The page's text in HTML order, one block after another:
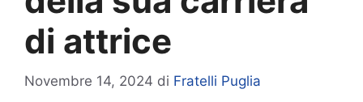
di attrice
Novembre 14, 2024 di Fratelli Puglia